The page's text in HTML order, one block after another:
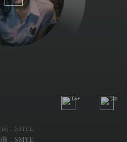
1w+ 180
: SMYE
: SMYE